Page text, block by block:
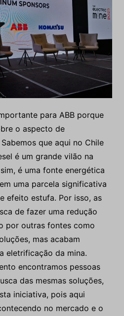
para ABB porque
o aspecto de
que aqui no Chile
é um grande vilão na
é uma fonte energética
uma parcela significativa
efeito estufa. Por isso, as
de fazer uma redução
por outras fontes como
mas acabam
eletrificação da mina.
encontramos pessoas
das mesmas soluções,
iniciativa, pois aqui
no mercado e o